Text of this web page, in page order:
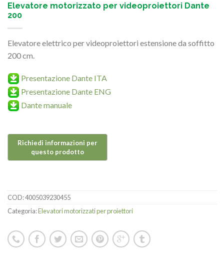
Elevatore motorizzato per videoproiettori Dante
200
Elevatore elettrico per videoproiettori estensione da soffitto
200 cm.
Presentazione Dante ITA
Presentazione Dante ENG
Dante manuale
COD:4005039230455
Categoria:Elevatori motorizzati per proiettori